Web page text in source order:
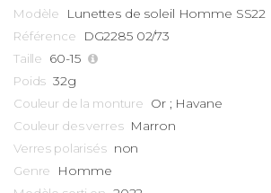
Modèle Lunettes de soleil Homme SS22
Référence DG2285 02/73
Taille 60-15
Poids 32g
Couleur de la monture Or ; Havane
Couleur des verres Marron
Verres polarisés non
Genre Homme